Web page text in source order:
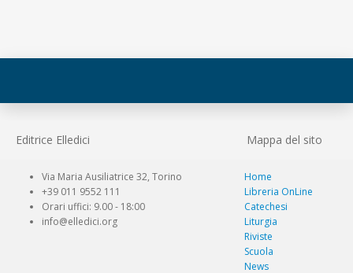
Editrice Elledici Mappa del sito
Via Maria Ausiliatrice 32, Torino
+39 011 9552 111
Orari uffici: 9.00 - 18:00
info@elledici.org
Home
Libreria OnLine
Catechesi
Liturgia
Riviste
Scuola
News